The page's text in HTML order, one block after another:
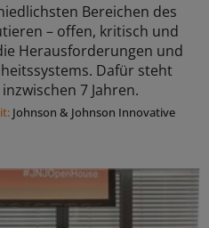
Bereichen des
– offen, kritisch und
Herausforderungen und
Dafür steht
7 Jahren.
Johnson & Johnson Innovative